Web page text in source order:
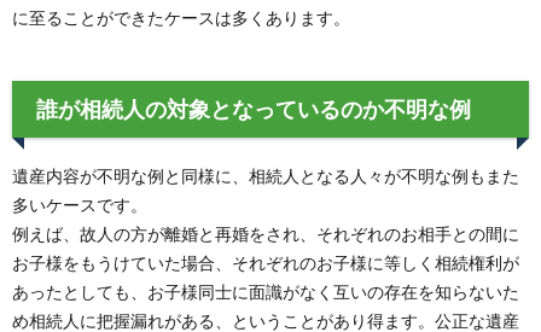
に至ることができたケースは多くあります。
誰が相続人の対象となっているのか不明な例
遺産内容が不明な例と同様に、相続人となる人々が不明な例もまた
多いケースです。
例えば、故人の方が離婚と再婚をされ、それぞれのお相手との間に
お子様をもうけていた場合、それぞれのお子様に等しく相続権利が
あったとしても、お子様同士に面識がなく互いの存在を知らないた
め相続人に把握漏れがある、ということがあり得ます。公正な遺産